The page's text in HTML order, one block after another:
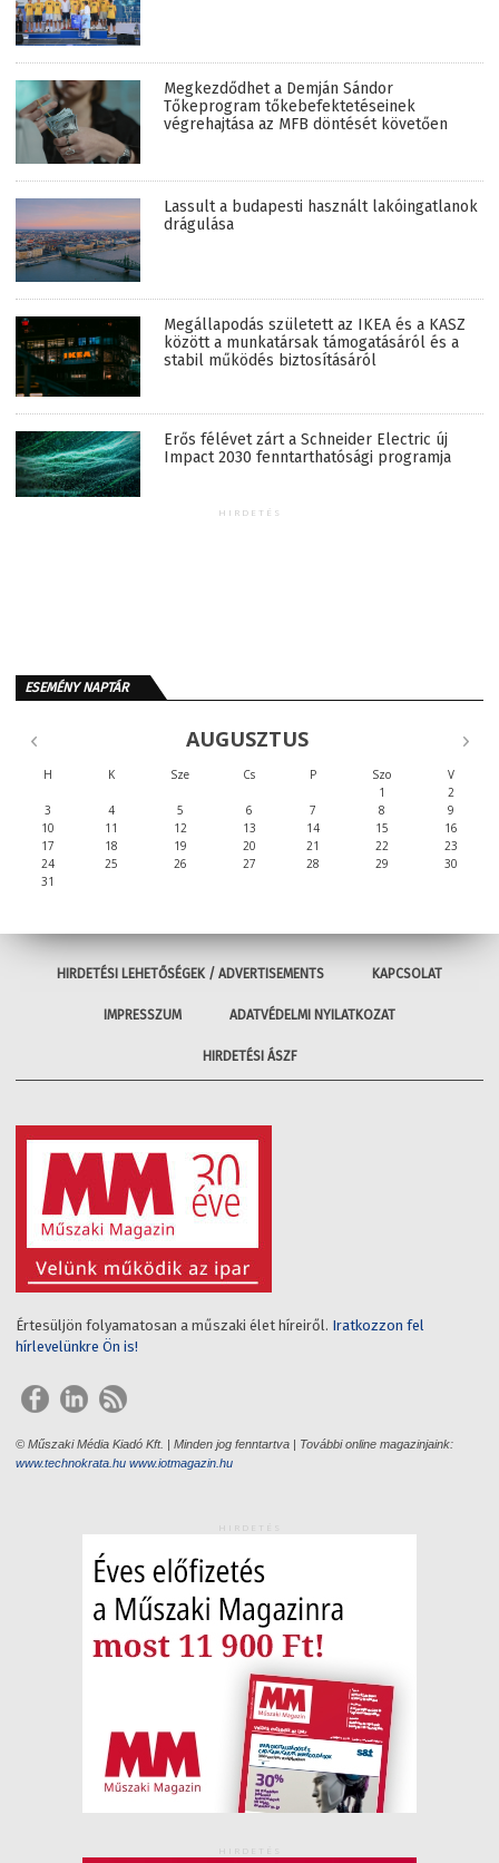
Megkezdődhet a Demján Sándor
Tőkeprogram tőkebefektetéseinek
végrehajtása az MFB döntését követően
Lassult a budapesti használt lakóingatlanok
drágulása
Megállapodás született az IKEA és a KASZ
között a munkatársak támogatásáról és a
stabil működés biztosításáról
Erős félévet zárt a Schneider Electric új
Impact 2030 fenntarthatósági programja
HIRDETÉS
ESEMÉNY NAPTÁR
AUGUSZTUS
H K Sze Cs P Szo
V
1
2
3
4 5 6 7 8
9
10
11 12 13 14 15
16
17
18 19 20 21 22
23
24
25 26 27 28 29
30
31
HIRDETÉSI LEHETŐSÉGEK / ADVERTISEMENTS KAPCSOLAT
IMPRESSZUM ADATVÉDELMI NYILATKOZAT
HIRDETÉSI ÁSZF
Értesüljön folyamatosan a műszaki élet híreiről. Iratkozzon fel
hírlevelünkre Ön is!
© Műszaki Média Kiadó Kft. | Minden jog fenntartva | További online magazinjaink:
www.technokrata.hu www.iotmagazin.hu
HIRDETÉS
HIRDETÉS